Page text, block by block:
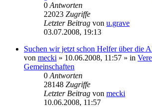
0 Antworten
22023 Zugriffe
Letzter Beitrag von u.grave
03.07.2008, 19:13
Suchen wir jetzt schon Helfer über die
von mecki » 10.06.2008, 11:57 » in
Gemeinschaften
0 Antworten
28148 Zugriffe
Letzter Beitrag von mecki
10.06.2008, 11:57